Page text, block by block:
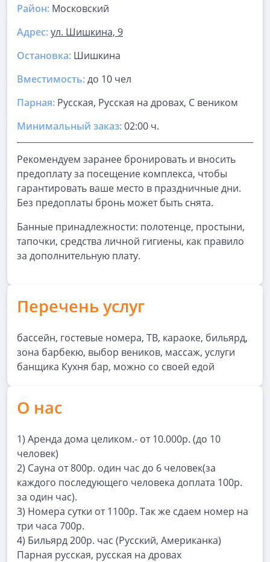
Район: Московский
Адрес:ул. Шишкина, 9
Остановка: Шишкина
Вместимость:до 10 чел
Парная: Русская, Русская на дровах, С веником
Минимальный заказ:02:00 ч.
Рекомендуем заранее бронировать и вносить
предоплату за посещение комплекса, чтобы
гарантировать ваше место в праздничные дни.
Без предоплаты бронь может быть снята.
Банные принадлежности: полотенце, простыни,
тапочки, средства личной гигиены, как правило
за дополнительную плату.
Перечень услуг
бассейн, гостевые номера, ТВ, караоке, бильярд,
зона барбекю, выбор веников, массаж, услуги
банщика Кухня бар, можно со своей едой
О нас
1) Аренда дома целиком.- от 10.000р. (до 10
человек)
2) Сауна от 800р. один час до 6 человек(за
каждого последующего человека доплата 100р.
за один час).
3) Номера сутки от 1100р. Так же сдаем номер на
три часа 700р.
4) Бильярд 200р. час (Русский, Американка)
Парная русская, русская на дровах